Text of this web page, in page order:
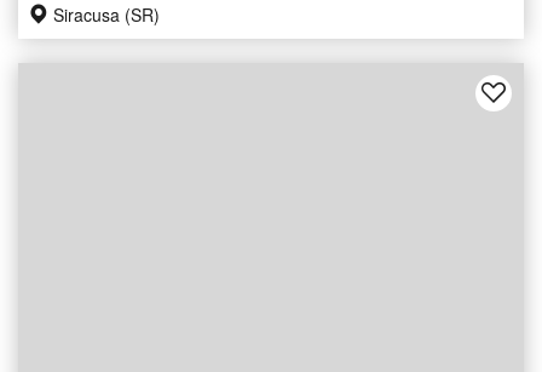
Siracusa (SR)